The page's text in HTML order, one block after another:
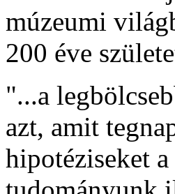
múzeumi
200 éve
"...a
azt, amit
hipotéziseket